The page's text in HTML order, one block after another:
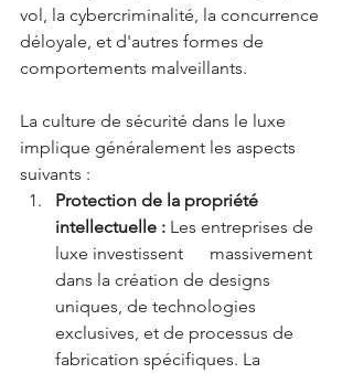
vol, la cybercriminalité, la concurrence
déloyale, et d'autres formes de
comportements malveillants.
La culture de sécurité dans le luxe
implique généralement les aspects
suivants :
Protection de la propriété
intellectuelle : Les entreprises de
luxe investissent      massivement
dans la création de designs
uniques, de technologies
exclusives, et de processus de
fabrication spécifiques. La